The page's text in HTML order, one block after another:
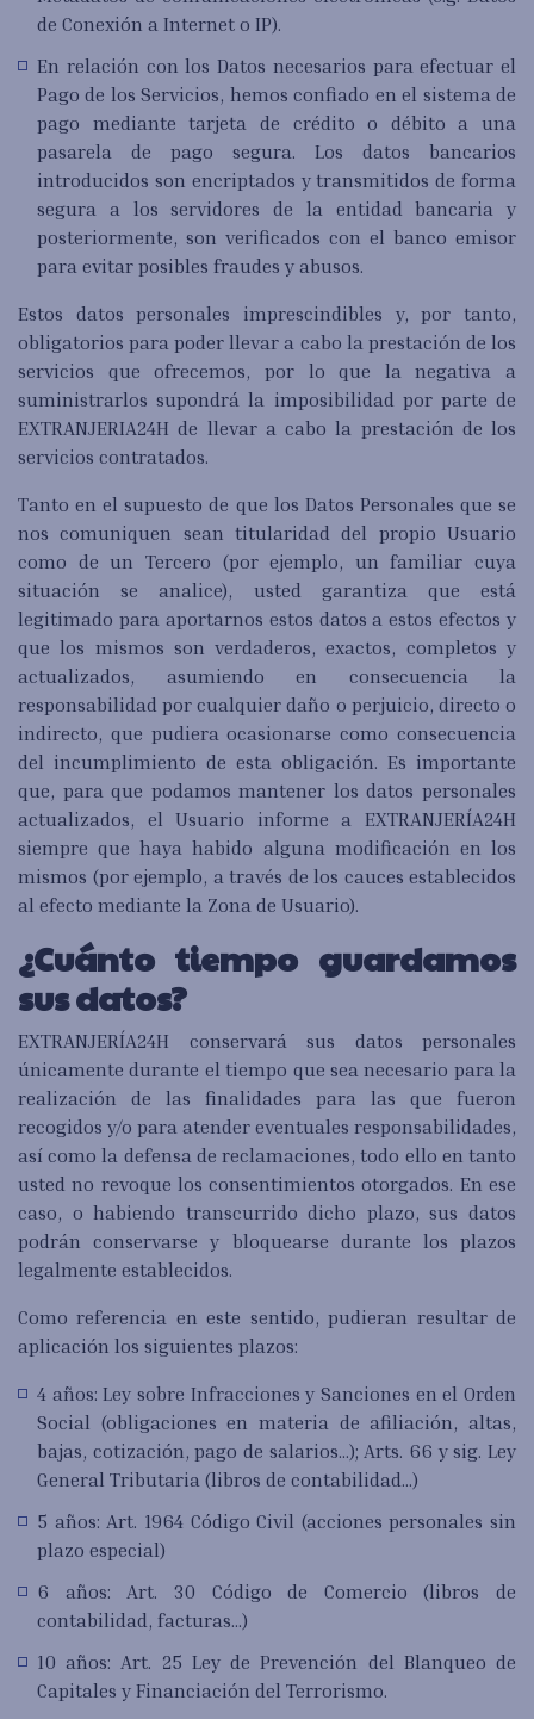
de Conexión a Internet o IP).
En relación con los Datos necesarios para efectuar el
Pago de los Servicios, hemos confiado en el sistema de
pago mediante tarjeta de crédito o débito a una
pasarela de pago segura. Los datos bancarios
introducidos son encriptados y transmitidos de forma
segura a los servidores de la entidad bancaria y
posteriormente, son verificados con el banco emisor
para evitar posibles fraudes y abusos.
Estos datos personales imprescindibles y, por tanto,
obligatorios para poder llevar a cabo la prestación de los
servicios que ofrecemos, por lo que la negativa a
suministrarlos supondrá la imposibilidad por parte de
EXTRANJERIA24H de llevar a cabo la prestación de los
servicios contratados.
Tanto en el supuesto de que los Datos Personales que se
nos comuniquen sean titularidad del propio Usuario
como de un Tercero (por ejemplo, un familiar cuya
situación se analice), usted garantiza que está
legitimado para aportarnos estos datos a estos efectos y
que los mismos son verdaderos, exactos, completos y
actualizados, asumiendo en consecuencia la
responsabilidad por cualquier daño o perjuicio, directo o
indirecto, que pudiera ocasionarse como consecuencia
del incumplimiento de esta obligación. Es importante
que, para que podamos mantener los datos personales
actualizados, el Usuario informe a EXTRANJERÍA24H
siempre que haya habido alguna modificación en los
mismos (por ejemplo, a través de los cauces establecidos
al efecto mediante la Zona de Usuario).
¿Cuánto tiempo guardamos
sus datos?
EXTRANJERÍA24H conservará sus datos personales
únicamente durante el tiempo que sea necesario para la
realización de las finalidades para las que fueron
recogidos y/o para atender eventuales responsabilidades,
así como la defensa de reclamaciones, todo ello en tanto
usted no revoque los consentimientos otorgados. En ese
caso, o habiendo transcurrido dicho plazo, sus datos
podrán conservarse y bloquearse durante los plazos
legalmente establecidos.
Como referencia en este sentido, pudieran resultar de
aplicación los siguientes plazos:
4 años: Ley sobre Infracciones y Sanciones en el Orden
Social (obligaciones en materia de afiliación, altas,
bajas, cotización, pago de salarios…); Arts. 66 y sig. Ley
General Tributaria (libros de contabilidad…)
5 años: Art. 1964 Código Civil (acciones personales sin
plazo especial)
6 años: Art. 30 Código de Comercio (libros de
contabilidad, facturas…)
10 años: Art. 25 Ley de Prevención del Blanqueo de
Capitales y Financiación del Terrorismo.